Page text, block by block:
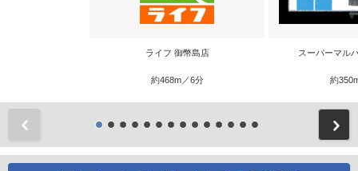
ライフ 御幣島店
約468m／6分
スーパーマル
約